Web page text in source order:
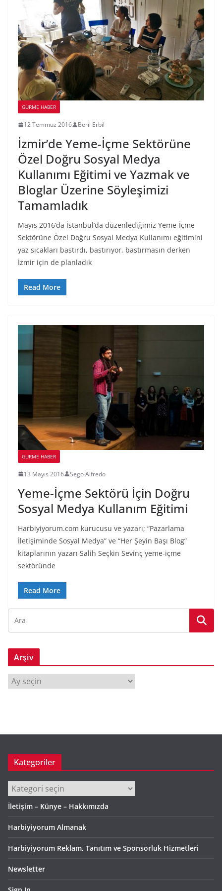
GURME HABER
12 Temmuz 2016 Beril Erbil
İzmir’de Yeme-İçme Sektörüne
Özel Doğru Sosyal Medya
Kullanımı Eğitimi ve Yazmak ve
Bloglar Üzerine Söyleşimizi
Tamamladık
Mayıs 2016’da İstanbul’da düzenlediğimiz Yeme-İçme
Sektörüne Özel Doğru Sosyal Medya Kullanımı eğitimini
yaz sıcakları bastırdı, bastırıyor, bastırmasın derken
İzmir için de planladık
Read More
GURME HABER
13 Mayıs 2016 Sego Alfredo
Yeme-İçme Sektörü İçin Doğru
Sosyal Medya Kullanım Eğitimi
Harbiyiyorum.com kurucusu ve yazarı; “Pazarlama
İletişiminde Sosyal Medya” ve “Her Şeyin Başı Blog”
kitaplarının yazarı Salih Seçkin Sevinç yeme-içme
sektöründe
Read More
Arşiv
r
Kategoriler
Kategoriler
İletişim – Künye – Hakkımızda
Harbiyiyorum Almanak
Harbiyiyorum Reklam, Tanıtım ve Sponsorluk Hizmetleri
Newsletter